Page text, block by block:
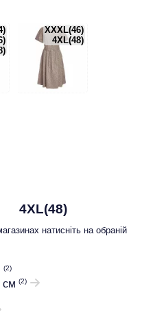
XXXL(46)
4XL(48)
4XL(48)
натисніть на обраній
(2)
см (2)